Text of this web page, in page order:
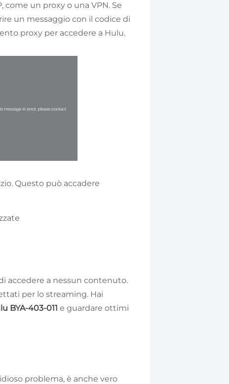
un proxy o una VPN. Se
un messaggio con il codice di
proxy per accedere a Hulu.
Questo può accadere
accedere a nessun contenuto.
per lo streaming. Hai
BYA-403-011 e guardare ottimi
problema, è anche vero